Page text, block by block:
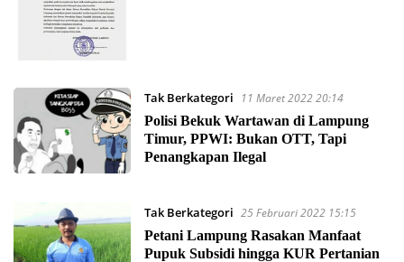
Tak Berkategori
11 Maret 2022 20:14
Polisi Bekuk Wartawan di Lampung
Timur, PPWI: Bukan OTT, Tapi
Penangkapan Ilegal
Tak Berkategori 25 Februari 2022 15:15
Petani Lampung Rasakan Manfaat
Pupuk Subsidi hingga KUR Pertanian